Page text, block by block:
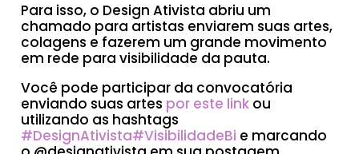
Para isso, o Design Ativista abriu um
chamado para artistas enviarem suas artes,
colagens e fazerem um grande movimento
em rede para visibilidade da pauta.
Você pode participar da convocatória
enviando suas artes por este link ou
utilizando as hashtags
#DesignAtivista#VisibilidadeBi e marcando